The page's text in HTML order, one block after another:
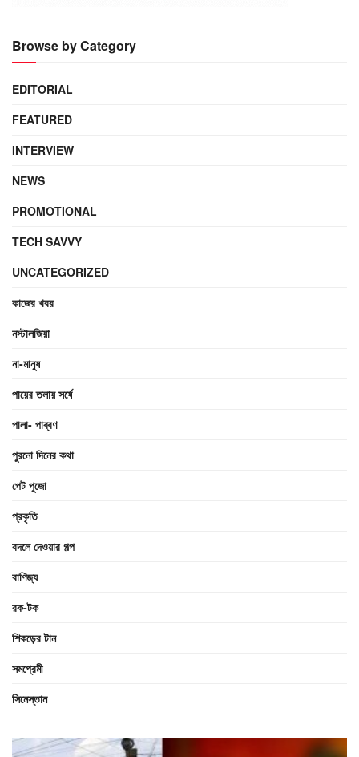
Browse by Category
EDITORIAL
FEATURED
INTERVIEW
NEWS
PROMOTIONAL
TECH SAVVY
UNCATEGORIZED
কাজের খবর
নস্টালজিয়া
না-মানুষ
পায়ের তলায় সর্ষে
পালা- পাব্বণ
পুরনো দিনের কথা
পেট পুজো
প্রকৃতি
বদলে দেওয়ার গল্প
বাণিজ্য
রক-টক
শিকড়ের টান
সমপ্রেমী
সিনেস্তান